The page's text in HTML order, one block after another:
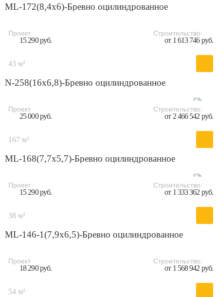
ML-172(8,4x6)-Бревно оцилиндрованное
Проект
15 290 руб.
Строительство:
от 1 613 746 руб.
43 м²
N-258(16x6,8)-Бревно оцилиндрованное
Проект
25 000 руб.
Строительство:
от 2 466 542 руб.
167 м²
ML-168(7,7x5,7)-Бревно оцилиндрованное
Проект
15 290 руб.
Строительство:
от 1 333 362 руб.
38 м²
ML-146-1(7,9x6,5)-Бревно оцилиндрованное
Проект
18 290 руб.
Строительство:
от 1 568 942 руб.
54 м²